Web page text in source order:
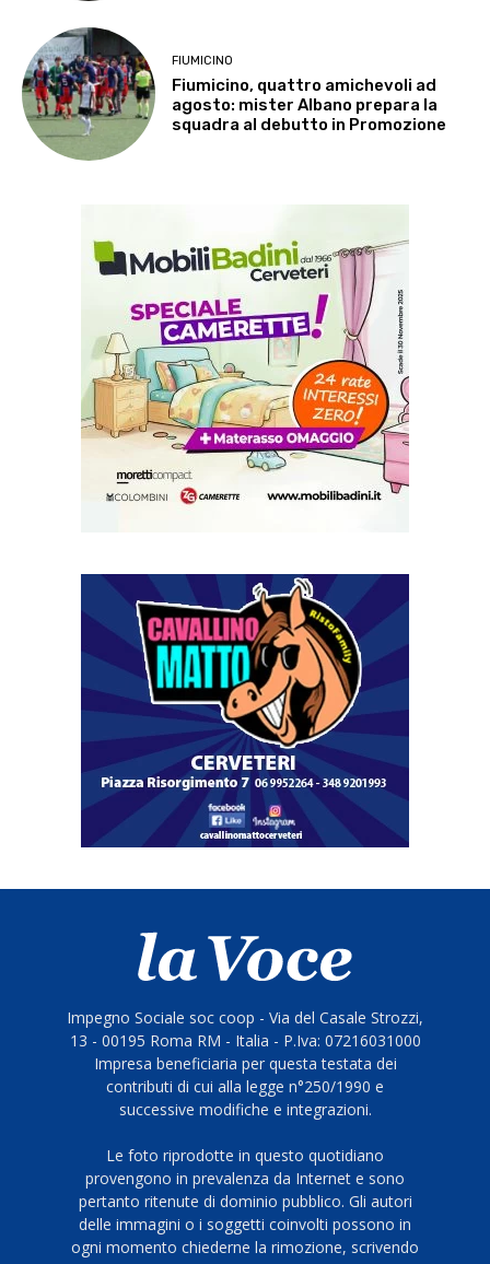
FIUMICINO
Fiumicino, quattro amichevoli ad
agosto: mister Albano prepara la
squadra al debutto in Promozione
Impegno Sociale soc coop - Via del Casale Strozzi,
13 - 00195 Roma RM - Italia - P.Iva: 07216031000
Impresa beneficiaria per questa testata dei
contributi di cui alla legge n°250/1990 e
successive modifiche e integrazioni.
Le foto riprodotte in questo quotidiano
provengono in prevalenza da Internet e sono
pertanto ritenute di dominio pubblico. Gli autori
delle immagini o i soggetti coinvolti possono in
ogni momento chiederne la rimozione, scrivendo